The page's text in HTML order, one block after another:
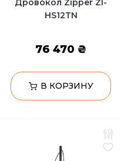
Дровокол Zipper ZI-
HS12TN
76 470 ₴
В КОРЗИНУ